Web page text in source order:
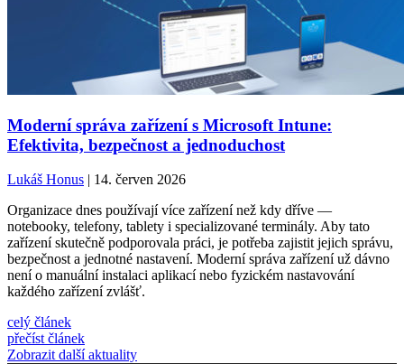
Moderní správa zařízení s Microsoft Intune:
Efektivita, bezpečnost a jednoduchost
Lukáš Honus | 14. červen 2026
Organizace dnes používají více zařízení než kdy dříve —
notebooky, telefony, tablety i specializované terminály. Aby tato
zařízení skutečně podporovala práci, je potřeba zajistit jejich správu,
bezpečnost a jednotné nastavení. Moderní správa zařízení už dávno
není o manuální instalaci aplikací nebo fyzickém nastavování
každého zařízení zvlášť.
celý článek
přečíst článek
Zobrazit další aktuality